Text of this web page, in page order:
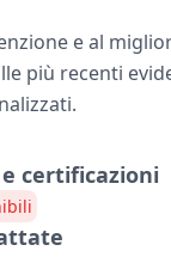
e al
più recenti
certificazioni